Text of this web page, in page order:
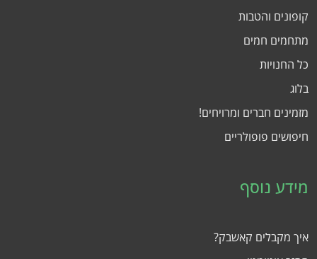
קופונים והטבות
מתחמים חמים
כל החנויות
בלוג
מזמינים חברים ומרויחים!
חיפושים פופולריים
מידע נוסף
איך מקבלים קאשבק?